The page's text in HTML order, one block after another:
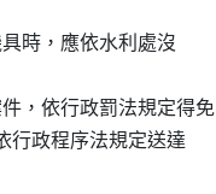
具時，應依水利處沒
，依行政罰法規定得免
行政程序法規定送達